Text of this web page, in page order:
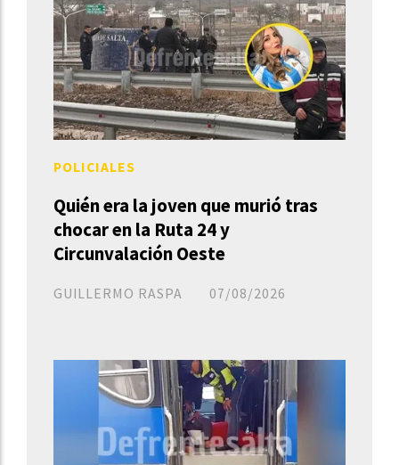
Quién era la joven que murió tras
chocar en la Ruta 24 y
Circunvalación Oeste
GUILLERMO RASPA
POLICIALES
07/08/2026